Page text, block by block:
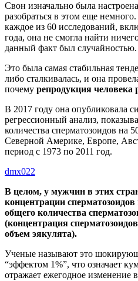
Свон изначально была
разобраться в этом еще
каждое из 60 исследований,
года, она не смогла найти
данный факт был случайностью.
Это была самая стабильная
либо сталкивалась, и она
почему репродукция человека
В 2017 году она опубликовала
регрессионный анализ,
количества сперматозоидов на
Северной Америке, Европе,
период с 1973 по 2011 год.
dmx022
В целом, у мужчин в этих
концентрации
общего количества
(концентрация
объем эякулята).
Ученые называют это
“эффектом 1%”, что означает
отражает ежегодное изменение